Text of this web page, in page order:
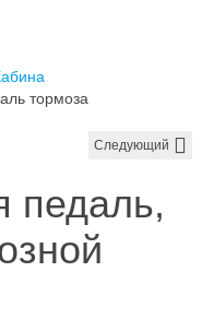
тормоза
Следующий
педаль,